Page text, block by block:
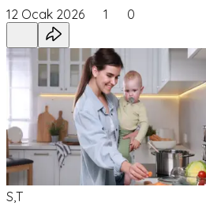
12 Ocak 2026 1 0
S,T